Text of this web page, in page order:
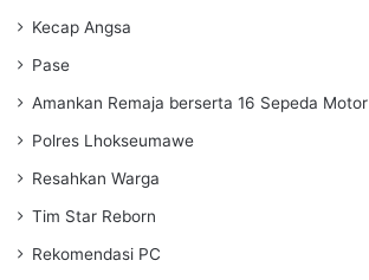
Kecap Angsa
Pase
Amankan Remaja berserta 16 Sepeda Motor
Polres Lhokseumawe
Resahkan Warga
Tim Star Reborn
Rekomendasi PC